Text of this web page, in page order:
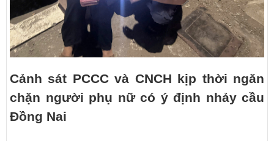
Cảnh sát PCCC và CNCH kịp thời ngăn
chặn người phụ nữ có ý định nhảy cầu
Đồng Nai